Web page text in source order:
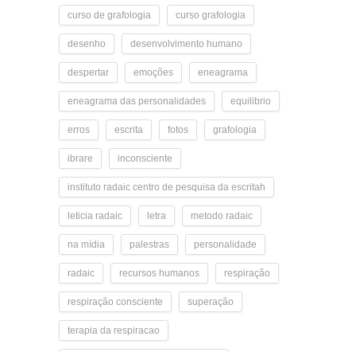
curso de grafologia curso grafologia
desenho desenvolvimento humano
despertar emoções eneagrama
eneagrama das personalidades equilibrio
erros escrita fotos grafologia
ibrare inconsciente
instituto radaic centro de pesquisa da escritah
leticia radaic letra metodo radaic
na mídia palestras personalidade
radaic recursos humanos respiração
respiração consciente superação
terapia da respiracao